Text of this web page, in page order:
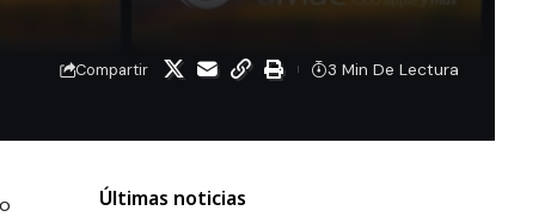
Compartir 3 Min De Lectura
Últimas noticias